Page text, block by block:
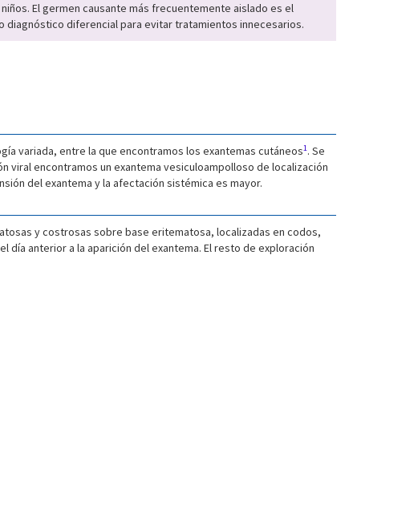
El germen causante más frecuentemente aislado es el
diagnóstico diferencial para evitar tratamientos innecesarios.
variada, entre la que encontramos los exantemas cutáneos1. Se
viral encontramos un exantema vesiculoampolloso de localización
del exantema y la afectación sistémica es mayor.
y costrosas sobre base eritematosa, localizadas en codos,
día anterior a la aparición del exantema. El resto de exploración